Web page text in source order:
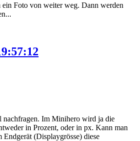
Foto von weiter weg. Dann werden
nachfragen. Im Minihero wird ja die
in Prozent, oder in px. Kann man
(Displaygrösse) diese